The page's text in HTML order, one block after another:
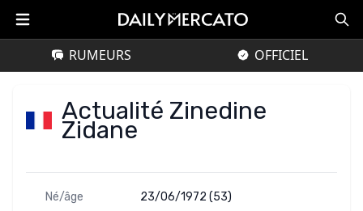
RUMEURS OFFICIEL
Actualité Zinedine
Zidane
Né/âge 23/06/1972 (53)